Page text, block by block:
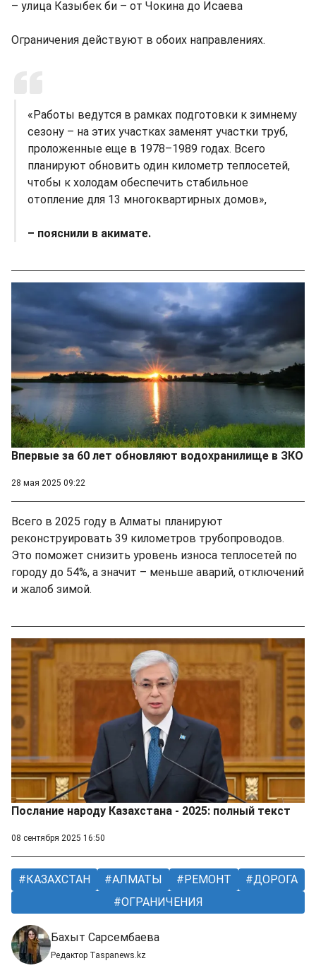
– улица Казыбек би – от Чокина до Исаева
Ограничения действуют в обоих направлениях.
«Pаботы ведутся в рамках подготовки к зимнему
сезону – на этих участках заменят участки труб,
проложенные еще в 1978–1989 годах. Всего
планируют обновить один километр теплосетей,
чтобы к холодам обеспечить стабильное
отопление для 13 многоквартирных домов»,
– пояснили в акимате.
Впервые за 60 лет обновляют водохранилище в ЗКО
28 мая 2025 09:22
Всего в 2025 году в Алматы планируют
реконструировать 39 километров трубопроводов.
Это поможет снизить уровень износа теплосетей по
городу до 54%, а значит – меньше аварий, отключений
и жалоб зимой.
Послание народу Казахстана - 2025: полный текст
08 сентября 2025 16:50
КАЗАХСТАН АЛМАТЫ РЕМОНТ
ДОРОГА
ОГРАНИЧЕНИЯ
Бахыт Сарсембаева
Редактор Taspanews.kz